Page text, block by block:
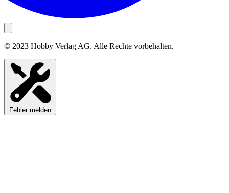
© 2023 Hobby Verlag AG. Alle Rechte vorbehalten.
Fehler melden